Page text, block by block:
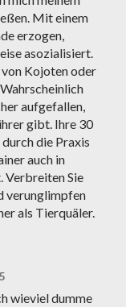
Mit einem
erzogen,
asozialisiert.
von Kojoten oder
aufgefallen,
gibt. Ihre 30
die Praxis
auch in
Verbreiten Sie
verunglimpfen
als Tierquäler.
wieviel dumme